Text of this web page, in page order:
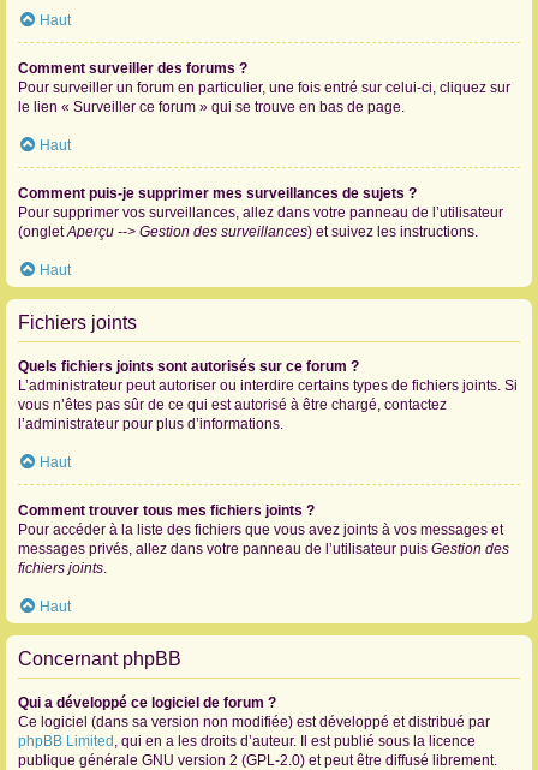
Haut
Comment surveiller des forums ?
Pour surveiller un forum en particulier, une fois entré sur celui-ci, cliquez sur
le lien « Surveiller ce forum » qui se trouve en bas de page.
Haut
Comment puis-je supprimer mes surveillances de sujets ?
Pour supprimer vos surveillances, allez dans votre panneau de l’utilisateur
(ongletAperçu --> Gestion des surveillances) et suivez les instructions.
Haut
Fichiers joints
Quels fichiers joints sont autorisés sur ce forum ?
L’administrateur peut autoriser ou interdire certains types de fichiers joints. Si
vous n’êtes pas sûr de ce qui est autorisé à être chargé, contactez
l’administrateur pour plus d’informations.
Haut
Comment trouver tous mes fichiers joints ?
Pour accéder à la liste des fichiers que vous avez joints à vos messages et
messages privés, allez dans votre panneau de l’utilisateur puis Gestion des
fichiers joints.
Haut
Concernant phpBB
Qui a développé ce logiciel de forum ?
Ce logiciel (dans sa version non modifiée) est développé et distribué par
phpBB Limited , qui en a les droits d’auteur. Il est publié sous la licence
publique générale GNU version 2 (GPL-2.0) et peut être diffusé librement.